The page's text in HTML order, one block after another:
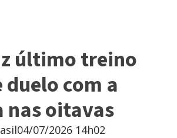
último treino
duelo com a
nas oitavas
04/07/2026 14h02